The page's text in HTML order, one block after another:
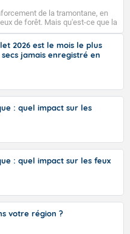
et 20 à 23 degrés du
de la tramontane, en
de forêt. Mais qu'est-ce que la
? La tramontane est un
à nord, ou ouest à nord-
à la vallée de l’Aude et à
vent vient du latin trasmontanus,
aux régions montagneuses
2026 est le mois le plus
jamais enregistré en
: quel impact sur les
: quel impact sur les feux
votre région ?